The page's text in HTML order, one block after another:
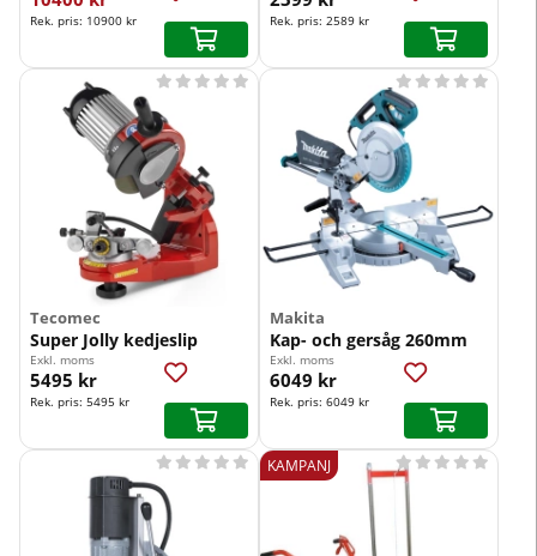
Rek. pris: 10900 kr Rek. pris: 2589 kr
Tecomec
Super Jolly kedjeslip
    
Exkl. moms
5495 kr
Rek. pris: 5495 kr
Makita
Kap- och gersåg 260mm
    
Exkl. moms
6049 kr
Rek. pris: 6049 kr
     KAMPANJ     